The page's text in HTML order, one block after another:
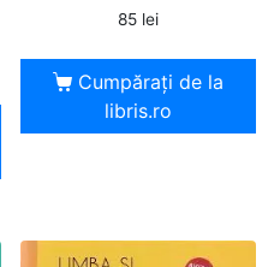
85 lei
Cumpărați de la
libris.ro